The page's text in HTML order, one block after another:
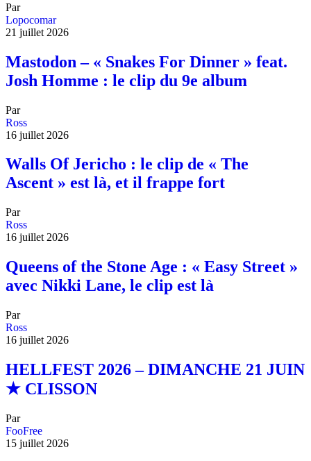
Par
Lopocomar
21 juillet 2026
Mastodon – « Snakes For Dinner » feat.
Josh Homme : le clip du 9e album
Par
Ross
16 juillet 2026
Walls Of Jericho : le clip de « The
Ascent » est là, et il frappe fort
Par
Ross
16 juillet 2026
Queens of the Stone Age : « Easy Street »
avec Nikki Lane, le clip est là
Par
Ross
16 juillet 2026
HELLFEST 2026 – DIMANCHE 21 JUIN
★ CLISSON
Par
FooFree
15 juillet 2026